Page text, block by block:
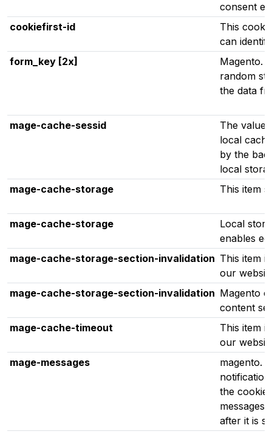
consent
cookiefirst-id
This
can
form_key [2x]
Magento.
random
the data
mage-cache-sessid
The value
local
by the
local
mage-cache-storage
This item
mage-cache-storage
Local
enables
mage-cache-storage-section-invalidation This item
our
mage-cache-storage-section-invalidation Magento
content
mage-cache-timeout
This item
our
mage-messages
magento.
the cookie
after it is